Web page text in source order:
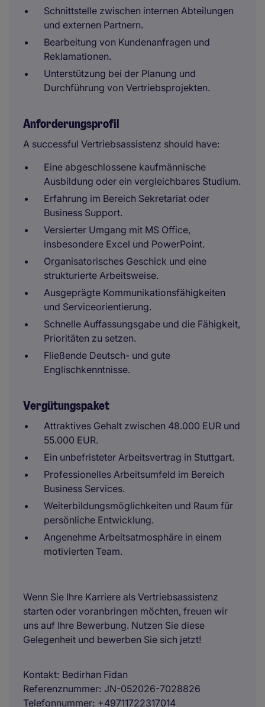
Schnittstelle zwischen internen Abteilungen
und externen Partnern.
Bearbeitung von Kundenanfragen und
Reklamationen.
Unterstützung bei der Planung und
Durchführung von Vertriebsprojekten.
Anforderungsprofil
A successful Vertriebsassistenz should have:
Eine abgeschlossene kaufmännische
Ausbildung oder ein vergleichbares Studium.
Erfahrung im Bereich Sekretariat oder
Business Support.
Versierter Umgang mit MS Office,
insbesondere Excel und PowerPoint.
Organisatorisches Geschick und eine
strukturierte Arbeitsweise.
Ausgeprägte Kommunikationsfähigkeiten
und Serviceorientierung.
Schnelle Auffassungsgabe und die Fähigkeit,
Prioritäten zu setzen.
Fließende Deutsch- und gute
Englischkenntnisse.
Vergütungspaket
Attraktives Gehalt zwischen 48.000 EUR und
55.000 EUR.
Ein unbefristeter Arbeitsvertrag in Stuttgart.
Professionelles Arbeitsumfeld im Bereich
Business Services.
Weiterbildungsmöglichkeiten und Raum für
persönliche Entwicklung.
Angenehme Arbeitsatmosphäre in einem
motivierten Team.
Wenn Sie Ihre Karriere als Vertriebsassistenz
starten oder voranbringen möchten, freuen wir
uns auf Ihre Bewerbung. Nutzen Sie diese
Gelegenheit und bewerben Sie sich jetzt!
Kontakt Bedirhan Fidan
Referenznummer JN-052026-7028826
Telefonnummer +49711722317014